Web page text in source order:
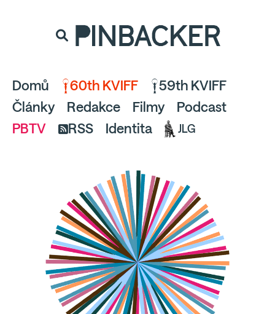
a pusťte se do čtení.
PINBACKER
Domů 60th KVIFF
59th KVIFF
Články
Redakce Filmy
Podcast
PBTV
RSS Identita JLG